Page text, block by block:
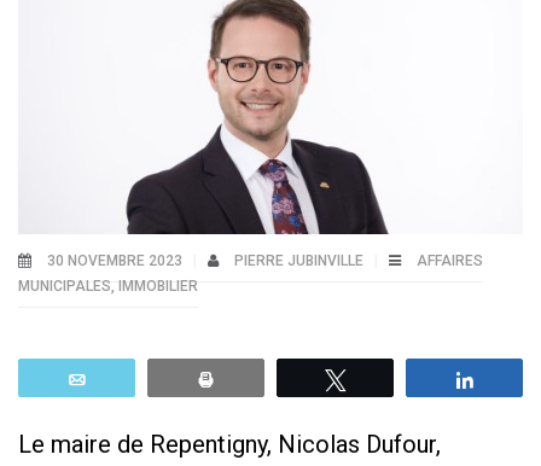
30 NOVEMBRE 2023 PIERRE JUBINVILLE
AFFAIRES
MUNICIPALES, IMMOBILIER
Le maire de Repentigny, Nicolas Dufour,